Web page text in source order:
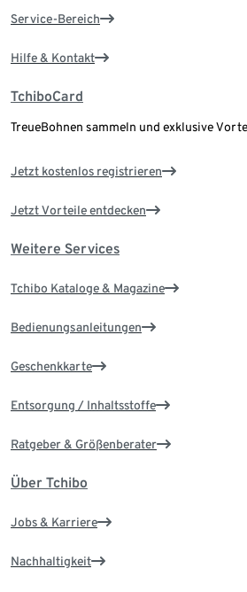
Service-Bereich
Hilfe & Kontakt
TchiboCard
TreueBohnen sammeln und exklusive
Jetzt kostenlos registrieren
Jetzt Vorteile entdecken
Weitere Services
Tchibo Kataloge & Magazine
Bedienungsanleitungen
Geschenkkarte
Entsorgung / Inhaltsstoffe
Ratgeber & Größenberater
Über Tchibo
Jobs & Karriere
Nachhaltigkeit